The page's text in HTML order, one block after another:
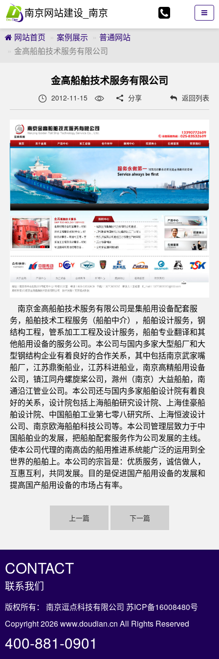
南京网站建设_南京
网站制作_南京网页
设计_南京逗点科技
有限公司
网站首页 案例展示
普通网站
金高船舶技术服务有限公司
金高船舶技术服务有限公司
 2012-11-15  分享 返回列表
南京金高船舶技术服务有限公司是集船用设备配套服
务，船舶技术工程服务（船舶中介），船舶设计服务，钢
结构工程，管系加工工程及设计服务，船舶专业翻译和其
他船用设备的服务公司。本公司与国内多家大型船厂和大
型钢结构企业有着良好的合作关系，其中包括南京武家嘴
船厂，江苏鼎衡船业，江苏科进船业，南京高精船用设备
公司，镇江同舟螺旋桨公司，滁州（南京）大益船舶，南
通沿江管业公司。本公司还与国内多家船舶设计院有着良
好的关系，设计院包括上海船舶研究设计院、上海佳豪船
舶设计院、中国船舶工业第七零八研究所、上海恒波设计
公司、南京欧海船舶科技公司等。本公司管理层致力于中
国船舶业的发展，把船舶配套服务作为公司发展的主线。
使本公司代理的南高齿的船用推进系统能广泛的运用到全
世界的船舶上。本公司的宗旨是：优质服务，诚信做人，
互惠互利，共同发展。目的是促进国产船用设备的发展和
提高国产船用设备的市场占有率。
上一篇 下一篇
CONTACT
联系我们
版权所有： 南京逗点科技有限公司 苏ICP备16008480号
Copyright 2026 www.doudian.cn All Rights Reserved
400-881-0901